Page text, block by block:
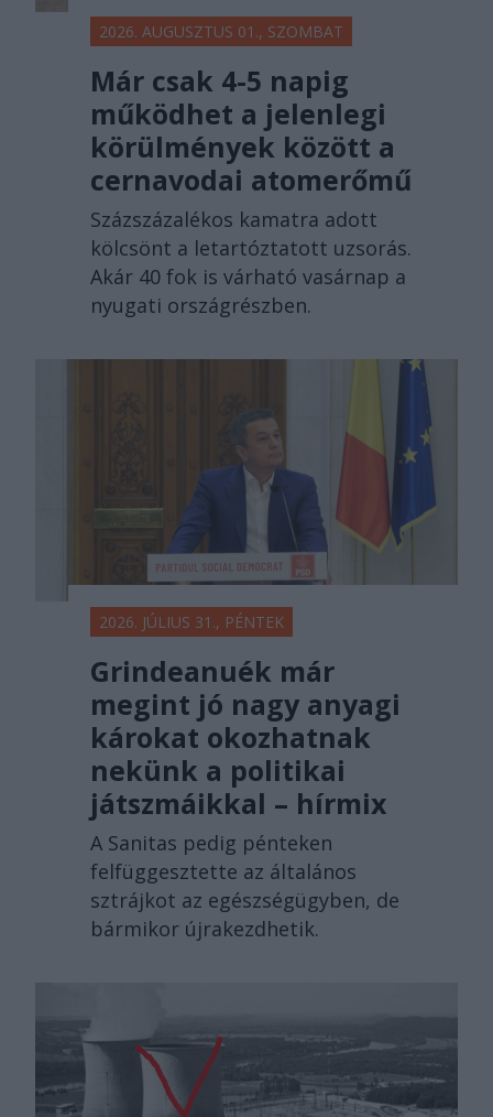
2026. AUGUSZTUS 01., SZOMBAT
Már csak 4-5 napig
működhet a jelenlegi
körülmények között a
cernavodai atomerőmű
Százszázalékos kamatra adott
kölcsönt a letartóztatott uzsorás.
Akár 40 fok is várható vasárnap a
nyugati országrészben.
2026. JÚLIUS 31., PÉNTEK
Grindeanuék már
megint jó nagy anyagi
károkat okozhatnak
nekünk a politikai
játszmáikkal – hírmix
A Sanitas pedig pénteken
felfüggesztette az általános
sztrájkot az egészségügyben, de
bármikor újrakezdhetik.